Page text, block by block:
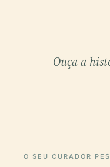
Ouça a
O SEU CURADOR